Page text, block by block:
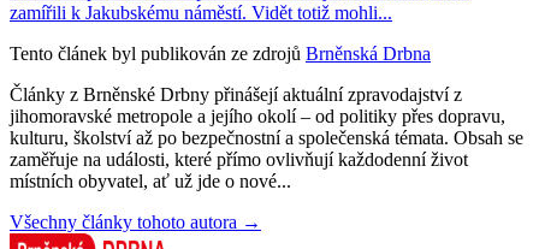
zamířili k Jakubskému náměstí. Vidět totiž mohli...
Tento článek byl publikován ze zdrojů Brněnská Drbna
Články z Brněnské Drbny přinášejí aktuální zpravodajství z
jihomoravské metropole a jejího okolí – od politiky přes dopravu,
kulturu, školství až po bezpečnostní a společenská témata. Obsah se
zaměřuje na události, které přímo ovlivňují každodenní život
místních obyvatel, ať už jde o nové...
Všechny články tohoto autora →